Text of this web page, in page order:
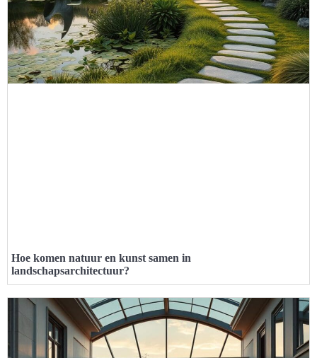
Hoe komen natuur en kunst samen in
landschapsarchitectuur?